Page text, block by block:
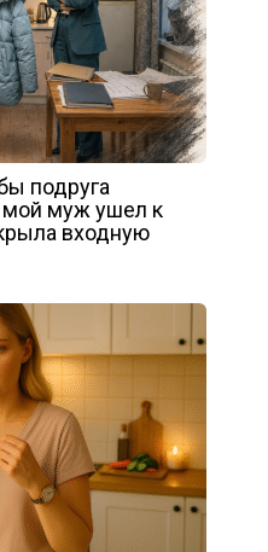
подруга
муж ушел к
входную